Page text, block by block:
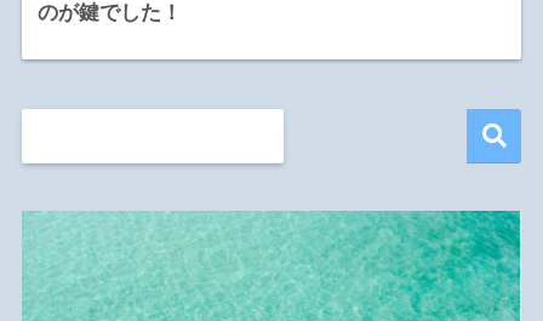
のが鍵でした！